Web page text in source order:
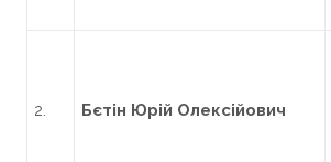
2. Бєтін Юрій Олексійович